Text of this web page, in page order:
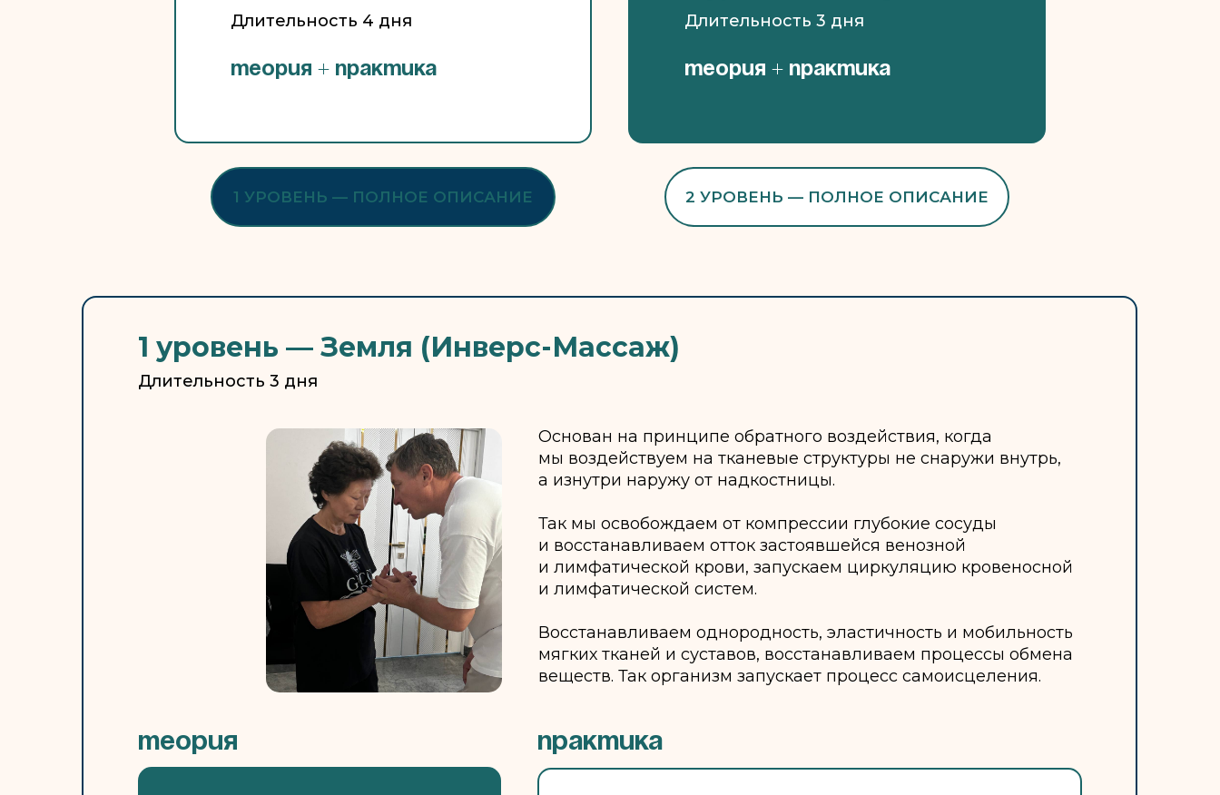
Длительность 3 дня
Теория + практика
Длительность 4 дня
Теория + практика
1 УРОВЕНЬ — ПОЛНОЕ ОПИСАНИЕ 2 УРОВЕНЬ — ПОЛНОЕ ОПИСАНИЕ
Основан на принципе обратного воздействия, когда
мы воздействуем на тканевые структуры не снаружи внутрь,
а изнутри наружу от надкостницы.
Так мы освобождаем от компрессии глубокие сосуды
и восстанавливаем отток застоявшейся венозной
и лимфатической крови, запускаем циркуляцию кровеносной
и лимфатической систем.
Восстанавливаем однородность, эластичность и мобильность
мягких тканей и суставов, восстанавливаем процессы обмена
веществ. Так организм запускает процесс самоисцеления.
1 уровень — Земля (Инверс-Массаж)
Длительность 3 дня
практика
Теория